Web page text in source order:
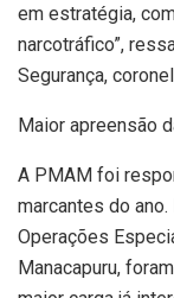
em estratégia,
narcotráfico”,
Segurança,
Maior apreensão
A PMAM foi
marcantes do ano.
Operações
Manacapuru,